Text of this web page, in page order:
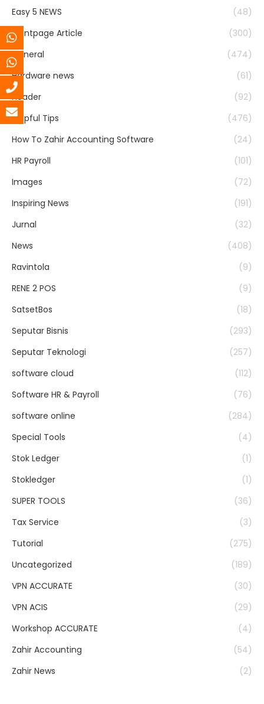
Easy 5 NEWS
(48)
Frontpage Article
(300)
General
(474)
Hardware news
(61)
header
(92)
Helpful Tips
(476)
How To Zahir Accounting Software
(24)
HR Payroll
(101)
Images
(72)
Inspiring News
(191)
Jurnal
(32)
News
(408)
Ravintola
(9)
RENE 2 POS
(9)
SatsetBos
(18)
Seputar Bisnis
(293)
Seputar Teknologi
(257)
software cloud
(112)
Software HR & Payroll
(76)
software online
(284)
Special Tools
(4)
Stok Ledger
(1)
Stokledger
(1)
SUPER TOOLS
(36)
Tax Service
(3)
Tutorial
(275)
Uncategorized
(189)
VPN ACCURATE
(30)
VPN ACIS
(29)
Workshop ACCURATE
(4)
Zahir Accounting
(54)
Zahir News
(2)